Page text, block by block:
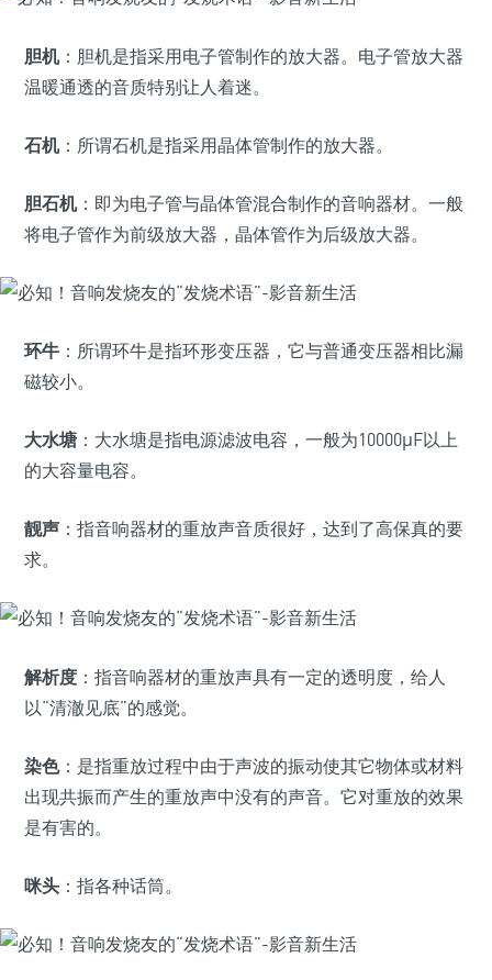
胆机：胆机是指采用电子管制作的放大器。电子管放大器
温暖通透的音质特别让人着迷。
石机：所谓石机是指采用晶体管制作的放大器。
胆石机：即为电子管与晶体管混合制作的音响器材。一般
将电子管作为前级放大器，晶体管作为后级放大器。
环牛 ：所谓环牛是指环形变压器，它与普通变压器相比漏
磁较小。
大水塘 ：大水塘是指电源滤波电容，一般为10000μF以上
的大容量电容。
靓声 ：指音响器材的重放声音质很好，达到了高保真的要
求。
解析度 ：指音响器材的重放声具有一定的透明度，给人
以“清澈见底”的感觉。
染色：是指重放过程中由于声波的振动使其它物体或材料
出现共振而产生的重放声中没有的声音。它对重放的效果
是有害的。
咪头 ：指各种话筒。